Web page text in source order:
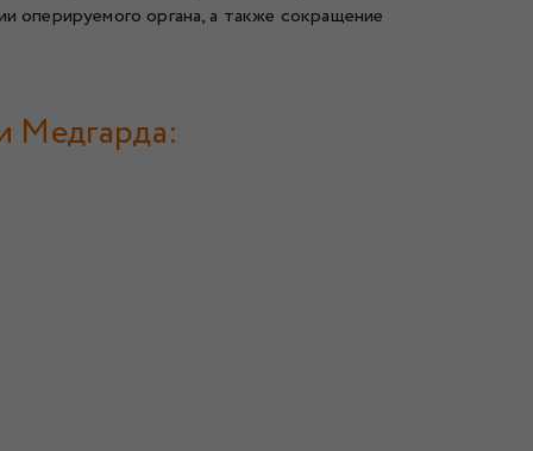
оперируемого органа, а также сокращение
Медгарда: